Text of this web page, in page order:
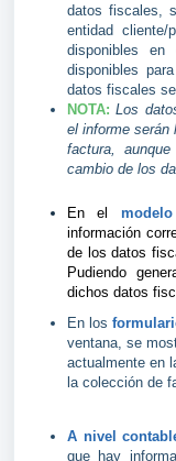
datos fiscales,
entidad cliente/
disponibles
disponibles
datos fiscales
NOTA:Los
el informe
factura,
cambio de los
En el
información
de los datos
Pudiendo
dichos datos
En los
ventana, se
actualmente en
la colección de
A nivel
que hay